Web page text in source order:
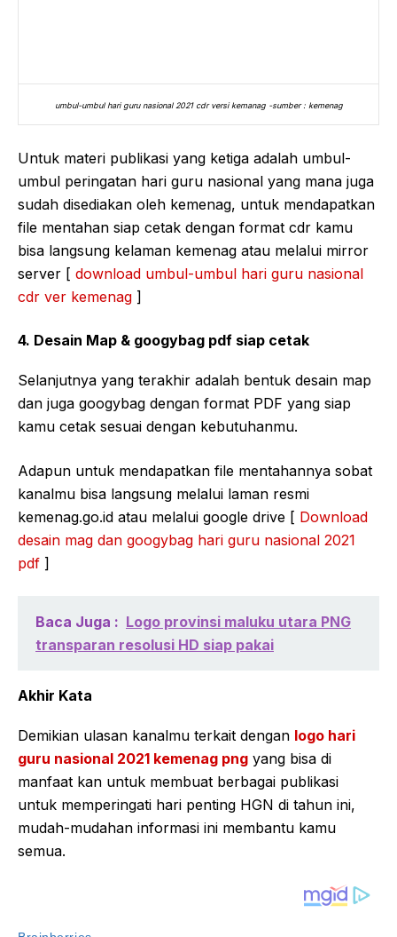
umbul-umbul hari guru nasional 2021 cdr versi kemanag -sumber : kemenag
Untuk materi publikasi yang ketiga adalah umbul-
umbul peringatan hari guru nasional yang mana juga
sudah disediakan oleh kemenag, untuk mendapatkan
file mentahan siap cetak dengan format cdr kamu
bisa langsung kelaman kemenag atau melalui mirror
server [ download umbul-umbul hari guru nasional
cdr ver kemenag ]
4. Desain Map & googybag pdf siap cetak
Selanjutnya yang terakhir adalah bentuk desain map
dan juga googybag dengan format PDF yang siap
kamu cetak sesuai dengan kebutuhanmu.
Adapun untuk mendapatkan file mentahannya sobat
kanalmu bisa langsung melalui laman resmi
kemenag.go.id atau melalui google drive [ Download
desain mag dan googybag hari guru nasional 2021
pdf ]
Baca Juga : Logo provinsi maluku utara PNG
transparan resolusi HD siap pakai
Akhir Kata
Demikian ulasan kanalmu terkait dengan logo hari
guru nasional 2021 kemenag png yang bisa di
manfaat kan untuk membuat berbagai publikasi
untuk memperingati hari penting HGN di tahun ini,
mudah-mudahan informasi ini membantu kamu
semua.